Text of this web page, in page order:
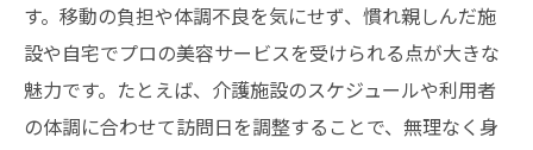
す。移動の負担や体調不良を気にせず、慣れ親しんだ施
設や自宅でプロの美容サービスを受けられる点が大きな
魅力です。たとえば、介護施設のスケジュールや利用者
の体調に合わせて訪問日を調整することで、無理なく身